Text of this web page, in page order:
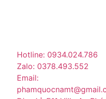
Hotline: 0934.024.786
Zalo: 0378.493.552
Email: